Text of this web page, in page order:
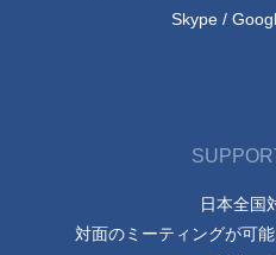
Skype /
日本全国
対面のミーティングが可